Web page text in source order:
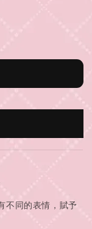
不同的表情，賦予